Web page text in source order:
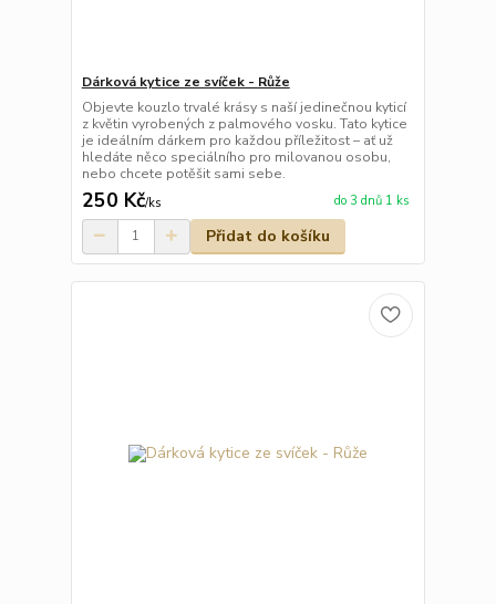
Dárková kytice ze svíček - Růže
Objevte kouzlo trvalé krásy s naší jedinečnou kyticí
z květin vyrobených z palmového vosku. Tato kytice
je ideálním dárkem pro každou příležitost – ať už
hledáte něco speciálního pro milovanou osobu,
nebo chcete potěšit sami sebe.
250 Kč/ks do 3 dnů 1 ks
Přidat do košíku